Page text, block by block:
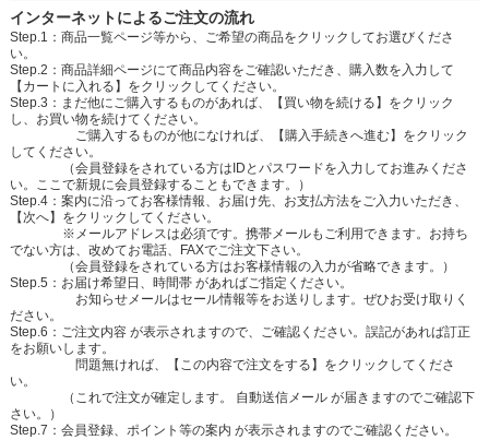
インターネットによるご注文の流れ
Step.1：商品一覧ページ等から、ご希望の商品をクリックしてお選びくださ
い。
Step.2：商品詳細ページにて商品内容をご確認いただき、購入数を入力して
【カートに入れる】をクリックしてください。
Step.3：まだ他にご購入するものがあれば、【買い物を続ける】をクリック
し、お買い物を続けてください。
ご購入するものが他になければ、【購入手続きへ進む】をクリック
してください。
（会員登録をされている方はIDとパスワードを入力してお進みくださ
い。ここで新規に会員登録することもできます。）
Step.4：案内に沿ってお客様情報、お届け先、お支払方法をご入力いただき、
【次へ】をクリックしてください。
※メールアドレスは必須です。携帯メールもご利用できます。お持ち
でない方は、改めてお電話、FAXでご注文下さい。
（会員登録をされている方はお客様情報の入力が省略できます。）
Step.5：お届け希望日、時間帯 があればご指定ください。
お知らせメールはセール情報等をお送りします。ぜひお受け取りく
ださい。
Step.6：ご注文内容 が表示されますので、ご確認ください。誤記があれば訂正
をお願いします。
問題無ければ、【この内容で注文をする】をクリックしてくださ
い。
（これで注文が確定します。 自動送信メール が届きますのでご確認下
さい。）
Step.7：会員登録、ポイント等の案内 が表示されますのでご確認ください。